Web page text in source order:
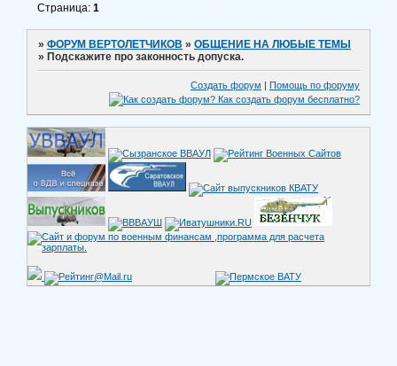
Страница:1
»ФОРУМ ВЕРТОЛЕТЧИКОВ »ОБЩЕНИЕ НА ЛЮБЫЕ ТЕМЫ
» Подскажите про законность допуска.
Создать форум | Помощь по форуму